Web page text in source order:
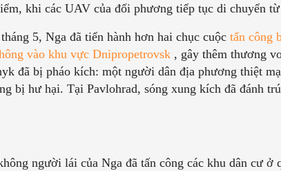
khi các UAV của đối phương tiếp tục di chuyển
5, Nga đã tiến hành hơn hai chục cuộc tấn công
vào khu vực Dnipropetrovsk, gây thêm thương
đã bị pháo kích: một người dân địa phương thiệt
bị hư hại. Tại Pavlohrad, sóng xung kích đã đánh
người lái của Nga đã tấn công các khu dân cư ở